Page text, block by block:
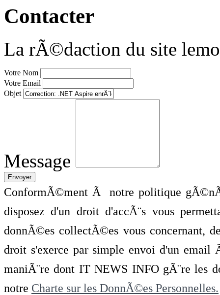
Contacter
La rÃ©daction du site
Votre Nom
Votre Email
Objet
Message
ConformÃ©ment Ã notre politique
disposez d'un droit d'accÃ¨s vous
donnÃ©es collectÃ©es vous concernant,
droit s'exerce par simple envoi d'un
maniÃ¨re dont IT NEWS INFO gÃ¨re les
notre Charte sur les DonnÃ©es Personnelles.